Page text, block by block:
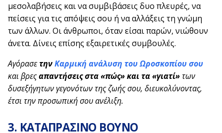
μεσολαβήσεις και να συμβιβάσεις δυο πλευρές, να
πείσεις για τις απόψεις σου ή να αλλάξεις τη γνώμη
των άλλων. Οι άνθρωποι, όταν είσαι παρών, νιώθουν
άνετα. Δίνεις επίσης εξαιρετικές συμβουλές.
ΑγόρασετηνΚαρμική ανάλυση του Ωροσκοπίου σου
και βρεςαπαντήσεις στα «πώς» και τα «γιατί»των
δυσεξήγητων γεγονότων της ζωής σου, διευκολύνοντας,
έτσι την προσωπική σου ανέλιξη.
3. ΚΑΤΑΠΡΑΣΙΝΟ ΒΟΥΝΟ